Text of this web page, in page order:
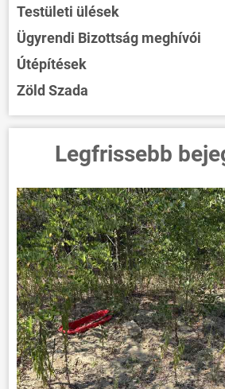
Testületi ülések
Ügyrendi Bizottság meghívói
Útépítések
Zöld Szada
Legfrissebb